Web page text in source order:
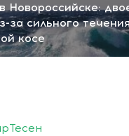
Новороссийске:
за сильного
косе